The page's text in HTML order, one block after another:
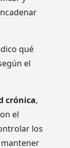
qué
el
crónica,
el
los